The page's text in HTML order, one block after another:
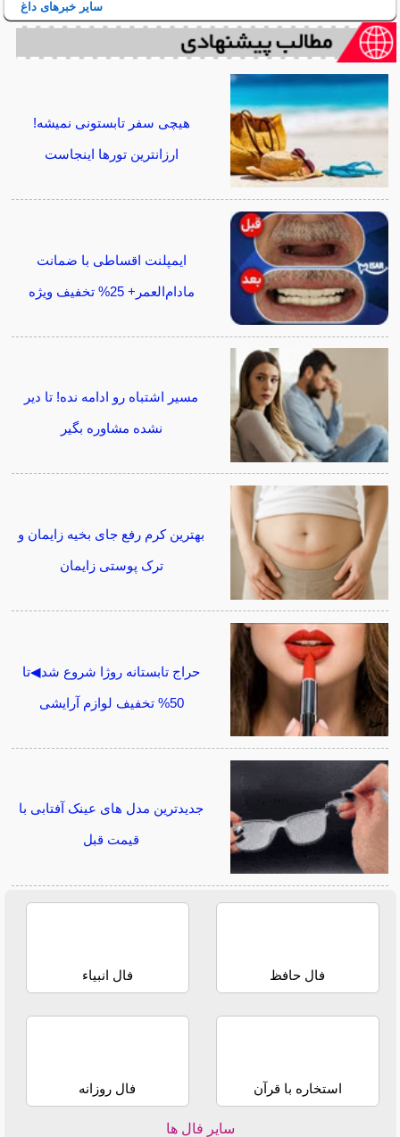
سایر خبرهای داغ
هیچی سفر تابستونی نمیشه!
ارزانترین تورها اینجاست
ایمپلنت اقساطی با ضمانت
مادام‌العمر+ 25% تخفیف ویژه
مسیر اشتباه رو ادامه نده! تا دیر
نشده مشاوره بگیر
بهترین کرم رفع جای بخیه زایمان و
ترک پوستی زایمان
حراج تابستانه روژا شروع شد◀تا
50% تخفیف لوازم آرایشی
جدیدترین مدل های عینک آفتابی با
قیمت قبل
فال حافظ فال انبیاء
استخاره با قرآن فال روزانه
سایر فال ها